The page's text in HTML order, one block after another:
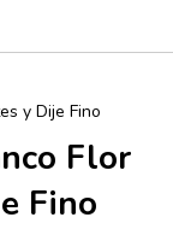
y Dije Fino
Flor
Fino